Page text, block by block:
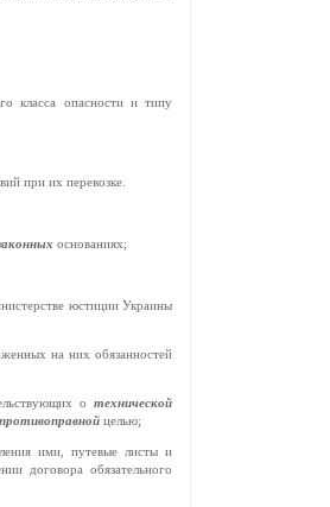
класса опасности и типу
при их перевозке.
основаниях;
юстиции Украины
на них обязанностей
отехнической
противоправной целью;
ими, путевые листы и
договора обязательного